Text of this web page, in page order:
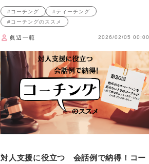
#コーチング
#ティーチング
#コーチングのススメ
眞辺一範 2026/02/05 00:00
対人支援に役立つ 会話例で納得！コー